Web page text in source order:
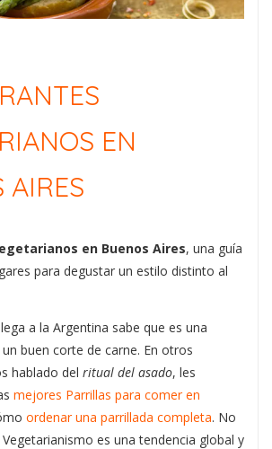
EN
AIRES
en Buenos Aires, una guía
para degustar un estilo distinto al
a la Argentina sabe que es una
buen corte de carne. En otros
hablado del ritual del asado, les
mejores Parrillas para comer en
ordenar una parrillada completa. No
es una tendencia global y